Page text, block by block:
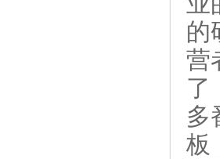
的
营
了
多
板